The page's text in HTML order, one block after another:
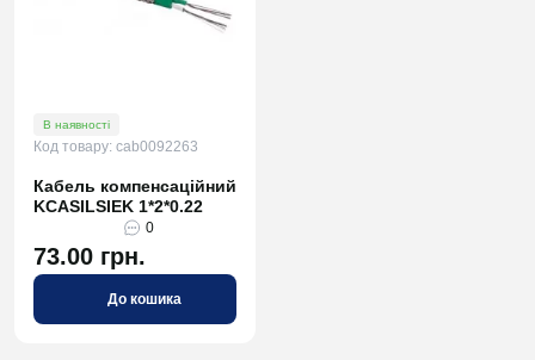
В наявності
Код товару: саb0092263
Кабель компенсаційний
KCASILSIEK 1*2*0.22
0
73.00 грн.
До кошика